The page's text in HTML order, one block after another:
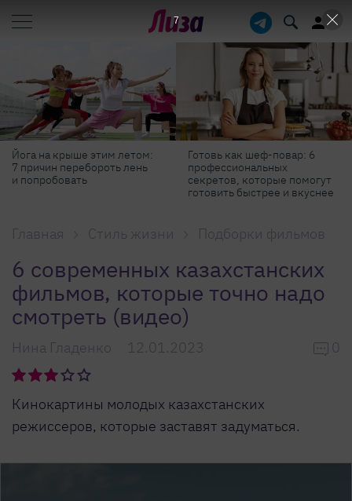
Йога на крыше этим летом:
7 причин перебороть лень
и попробовать
Готовь как шеф-повар: 6
профессиональных
секретов, которые помогут
готовить быстрее и вкуснее
Главная Стиль жизни Подборки фильмов
6 современных казахстанских
фильмов, которые точно надо
смотреть (видео)
Нина Гладенко 12.01.2023 0
Кинокартины молодых казахстанских
режиссеров, которые заставят задуматься.
6